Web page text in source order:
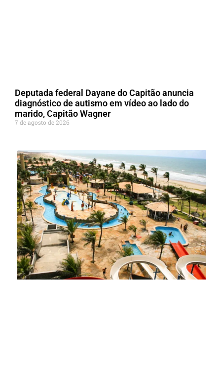
Deputada federal Dayane do Capitão anuncia
diagnóstico de autismo em vídeo ao lado do
marido, Capitão Wagner
7 de agosto de 2026